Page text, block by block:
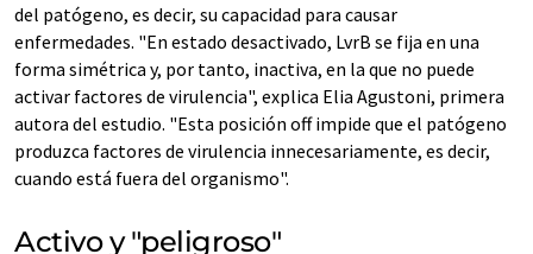
del patógeno, es decir, su capacidad para causar
enfermedades. "En estado desactivado, LvrB se fija en una
forma simétrica y, por tanto, inactiva, en la que no puede
activar factores de virulencia", explica Elia Agustoni, primera
autora del estudio. "Esta posición off impide que el patógeno
produzca factores de virulencia innecesariamente, es decir,
cuando está fuera del organismo".
Activo y "peligroso"